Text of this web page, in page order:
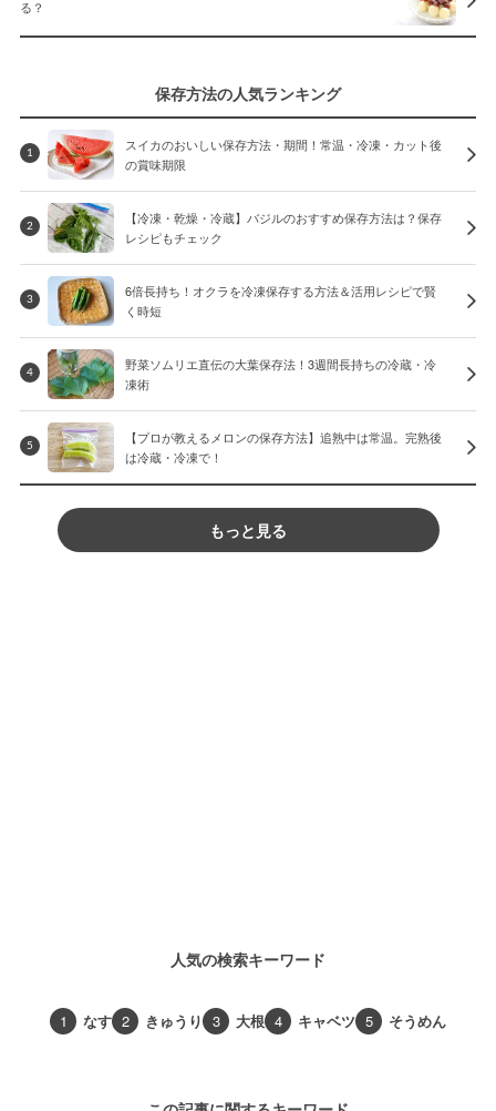
る？
保存方法の人気ランキング
1
スイカのおいしい保存方法・期間！常温・冷凍・カット後
の賞味期限
2
【冷凍・乾燥・冷蔵】バジルのおすすめ保存方法は？保存
レシピもチェック
3
6倍長持ち！オクラを冷凍保存する方法＆活用レシピで賢
く時短
4
野菜ソムリエ直伝の大葉保存法！3週間長持ちの冷蔵・冷
凍術
5
【プロが教えるメロンの保存方法】追熟中は常温。完熟後
は冷蔵・冷凍で！
もっと見る
人気の検索キーワード
1 なす 2 きゅうり 3 大根 4 キャベツ 5 そうめん